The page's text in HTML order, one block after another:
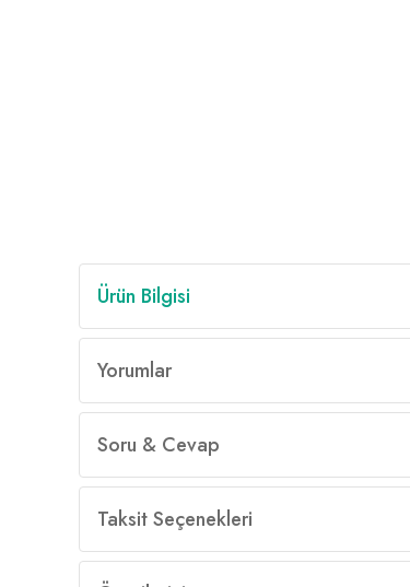
Ürün Bilgisi
Yorumlar
Soru & Cevap
Taksit Seçenekleri